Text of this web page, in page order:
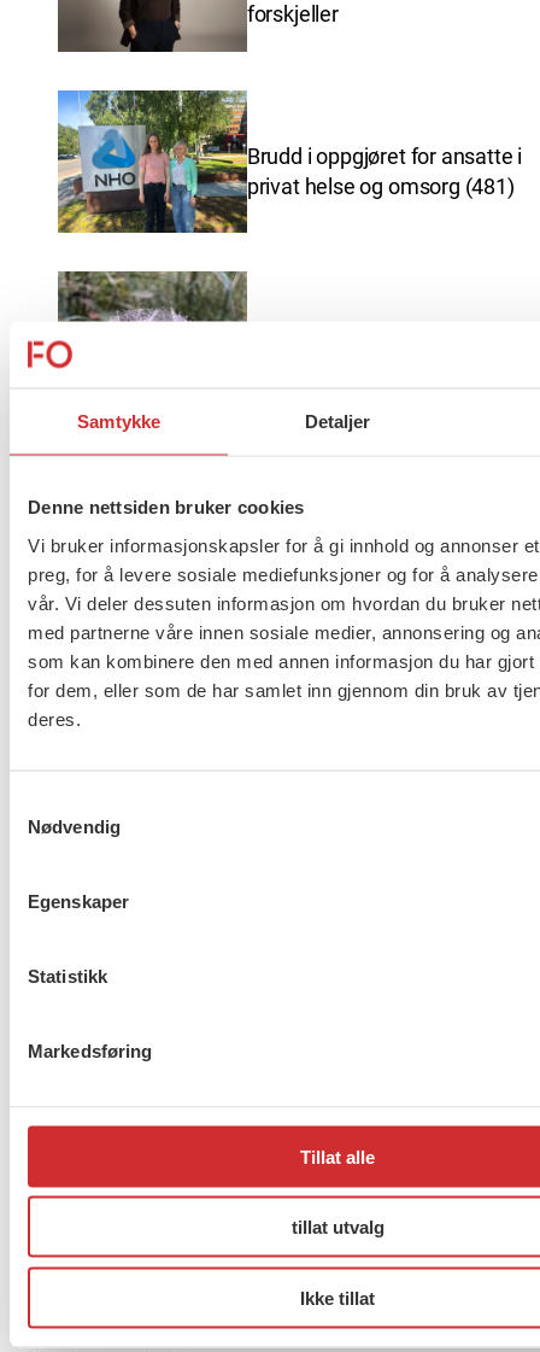
Samtykke Detaljer
Denne nettsiden bruker cookies
Vi bruker informasjonskapsler for å gi innhold og annonser
preg, for å levere sosiale mediefunksjoner og for å
vår. Vi deler dessuten informasjon om hvordan du bruker
med partnerne våre innen sosiale medier, annonsering og
som kan kombinere den med annen informasjon du har gjort
for dem, eller som de har samlet inn gjennom din bruk av
deres.
Nødvendig
Egenskaper
Statistikk
Markedsføring
Tillat alle
tillat utvalg
Ikke tillat
forskjeller
Brudd i oppgjøret for ansatte i
privat helse og omsorg (481)
Ny tariffavtale for KA
About us (English)
FO (Fellesorganisasjonen)